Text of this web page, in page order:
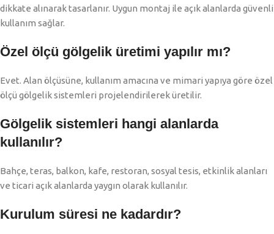
dikkate alınarak tasarlanır. Uygun montaj ile açık alanlarda güvenli
kullanım sağlar.
Özel ölçü gölgelik üretimi yapılır mı?
Evet. Alan ölçüsüne, kullanım amacına ve mimari yapıya göre özel
ölçü gölgelik sistemleri projelendirilerek üretilir.
Gölgelik sistemleri hangi alanlarda
kullanılır?
Bahçe, teras, balkon, kafe, restoran, sosyal tesis, etkinlik alanları
ve ticari açık alanlarda yaygın olarak kullanılır.
Kurulum süresi ne kadardır?